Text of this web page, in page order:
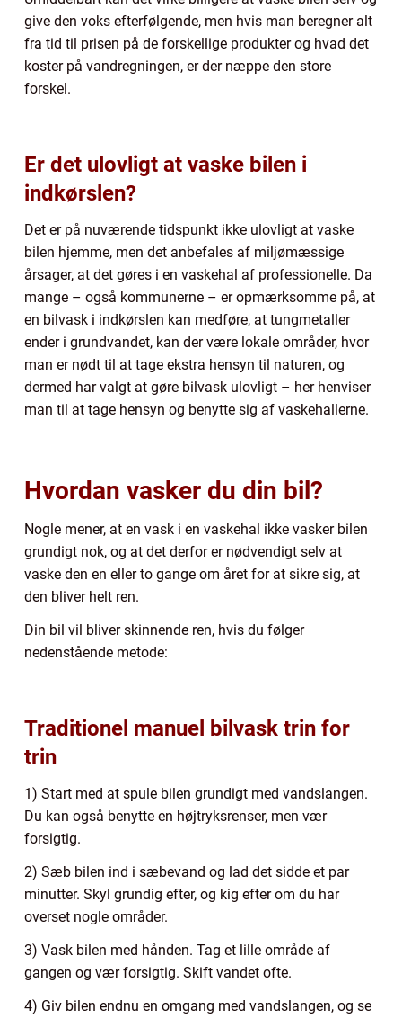
give den voks efterfølgende, men hvis man beregner alt
fra tid til prisen på de forskellige produkter og hvad det
koster på vandregningen, er der næppe den store
forskel.
Er det ulovligt at vaske bilen i
indkørslen?
Det er på nuværende tidspunkt ikke ulovligt at vaske
bilen hjemme, men det anbefales af miljømæssige
årsager, at det gøres i en vaskehal af professionelle. Da
mange – også kommunerne – er opmærksomme på, at
en bilvask i indkørslen kan medføre, at tungmetaller
ender i grundvandet, kan der være lokale områder, hvor
man er nødt til at tage ekstra hensyn til naturen, og
dermed har valgt at gøre bilvask ulovligt – her henviser
man til at tage hensyn og benytte sig af vaskehallerne.
Hvordan vasker du din bil?
Nogle mener, at en vask i en vaskehal ikke vasker bilen
grundigt nok, og at det derfor er nødvendigt selv at
vaske den en eller to gange om året for at sikre sig, at
den bliver helt ren.
Din bil vil bliver skinnende ren, hvis du følger
nedenstående metode:
Traditionel manuel bilvask trin for
trin
1) Start med at spule bilen grundigt med vandslangen.
Du kan også benytte en højtryksrenser, men vær
forsigtig.
2) Sæb bilen ind i sæbevand og lad det sidde et par
minutter. Skyl grundig efter, og kig efter om du har
overset nogle områder.
3) Vask bilen med hånden. Tag et lille område af
gangen og vær forsigtig. Skift vandet ofte.
4) Giv bilen endnu en omgang med vandslangen, og se